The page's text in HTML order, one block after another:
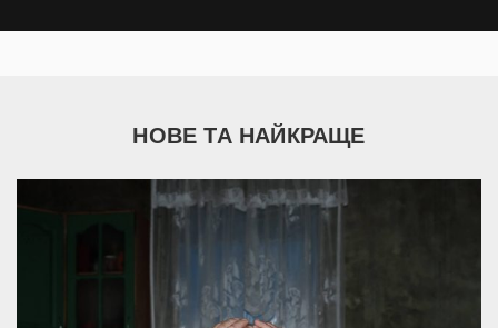
НОВЕ ТА НАЙКРАЩЕ